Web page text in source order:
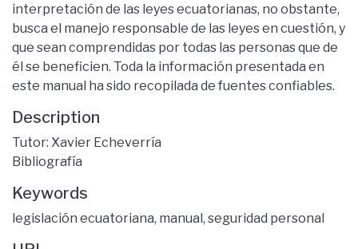
interpretación de las leyes ecuatorianas, no obstante,
busca el manejo responsable de las leyes en cuestión, y
que sean comprendidas por todas las personas que de
él se beneficien. Toda la información presentada en
este manual ha sido recopilada de fuentes confiables.
Description
Tutor: Xavier Echeverría
Bibliografía
Keywords
legislación ecuatoriana, manual, seguridad personal